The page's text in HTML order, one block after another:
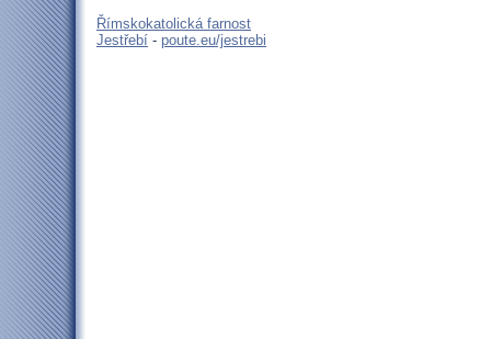
Římskokatolická farnost
Jestřebí - poute.eu/jestrebi